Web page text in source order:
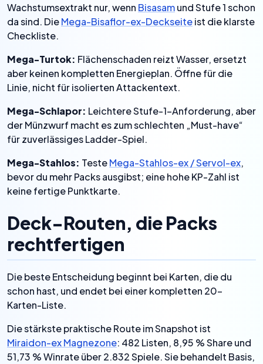
Wachstumsextrakt nur, wenn Bisasamund Stufe 1 schon
da sind. DieMega-Bisaflor-ex-Deckseiteist die klarste
Checkliste.
Mega-Turtok: Flächenschaden reizt Wasser, ersetzt
aber keinen kompletten Energieplan. Öffne für die
Linie, nicht für isolierten Attackentext.
Mega-Schlapor: Leichtere Stufe-1-Anforderung, aber
der Münzwurf macht es zum schlechten „Must-have“
für zuverlässiges Ladder-Spiel.
Mega-Stahlos: TesteMega-Stahlos-ex / Servol-ex,
bevor du mehr Packs ausgibst; eine hohe KP-Zahl ist
keine fertige Punktkarte.
Deck-Routen, die Packs
rechtfertigen
Die beste Entscheidung beginnt bei Karten, die du
schon hast, und endet bei einer kompletten 20-
Karten-Liste.
Die stärkste praktische Route im Snapshot ist
Miraidon-ex Magnezone: 482 Listen, 8,95 % Share und
51,73 % Winrate über 2.832 Spiele. Sie behandelt Basis,